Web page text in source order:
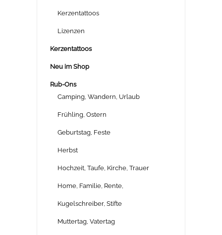
Kerzentattoos
Lizenzen
Kerzentattoos
Neu im Shop
Rub-Ons
Camping, Wandern, Urlaub
Frühling, Ostern
Geburtstag, Feste
Herbst
Hochzeit, Taufe, Kirche, Trauer
Home, Familie, Rente,
Kugelschreiber, Stifte
Muttertag, Vatertag